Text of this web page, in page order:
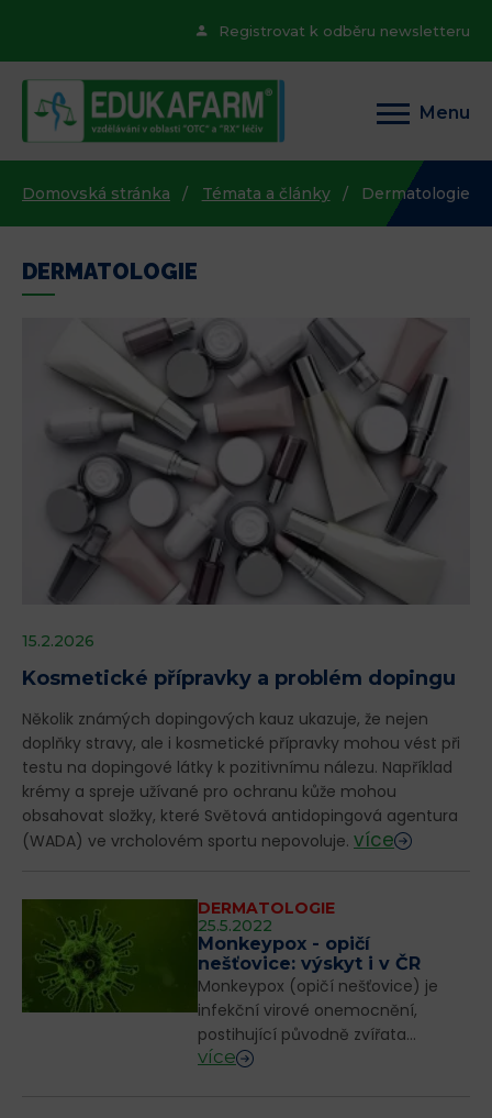
Registrovat k odběru newsletteru
Menu
Domovská stránka Témata a články Dermatologie
DERMATOLOGIE
15.2.2026
Kosmetické přípravky a problém dopingu
Několik známých dopingových kauz ukazuje, že nejen
doplňky stravy, ale i kosmetické přípravky mohou vést při
testu na dopingové látky k pozitivnímu nálezu. Například
krémy a spreje užívané pro ochranu kůže mohou
obsahovat složky, které Světová antidopingová agentura
(WADA) ve vrcholovém sportu nepovoluje. více
25.5.2022
DERMATOLOGIE
Monkeypox - opičí
nešťovice: výskyt i v ČR
Monkeypox (opičí nešťovice) je
infekční virové onemocnění,
postihující původně zvířata
(popsáno poprvé u opic v r.1958),
více